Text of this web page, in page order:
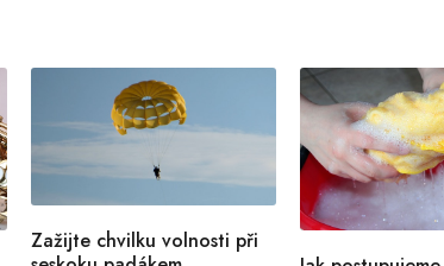
Zažijte chvilku volnosti při